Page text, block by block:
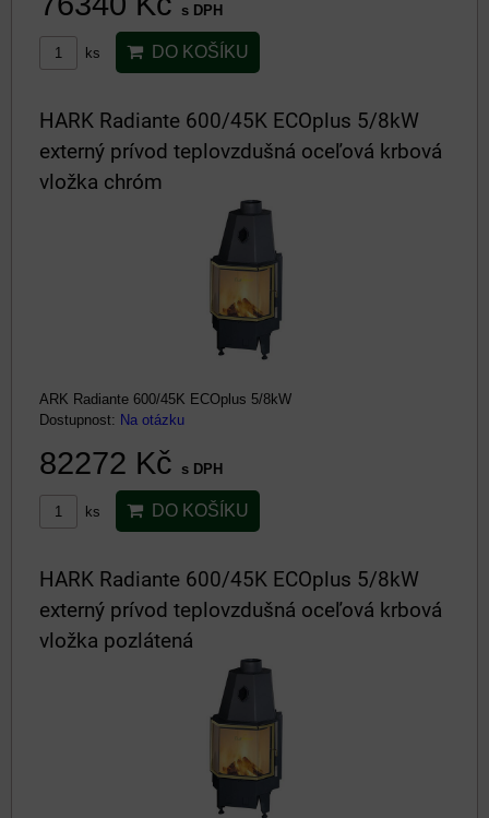
s DPH
ks DO KOŠÍKU
HARK Radiante 600/45K ECOplus 5/8kW
externý prívod teplovzdušná oceľová krbová
vložka chróm
ARK Radiante 600/45K ECOplus 5/8kW
Dostupnost: Na otázku
82272 Kč s DPH
ks DO KOŠÍKU
HARK Radiante 600/45K ECOplus 5/8kW
externý prívod teplovzdušná oceľová krbová
vložka pozlátená